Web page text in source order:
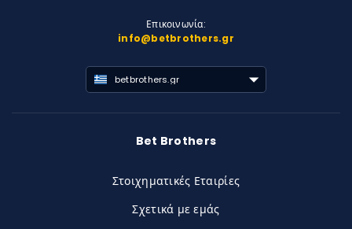
Επικοινωνία:
info@betbrothers.gr
betbrothers.gr
Bet Brothers
Στοιχηματικές Εταιρίες
Σχετικά με εμάς